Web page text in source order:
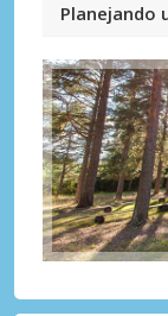
Planejando